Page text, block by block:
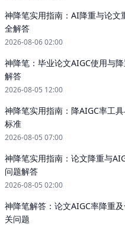
神降笔实用指南：AI降重与论文
全解答
2026-08-06 02:00
神降笔：毕业论文AIGC使用与
解答
2026-08-05 12:00
神降笔实用指南：降AIGC率工
标准
2026-08-05 07:00
神降笔实用指南：论文降重与
问题解答
2026-08-05 02:00
神降笔解答：论文AIGC率降重
关问题